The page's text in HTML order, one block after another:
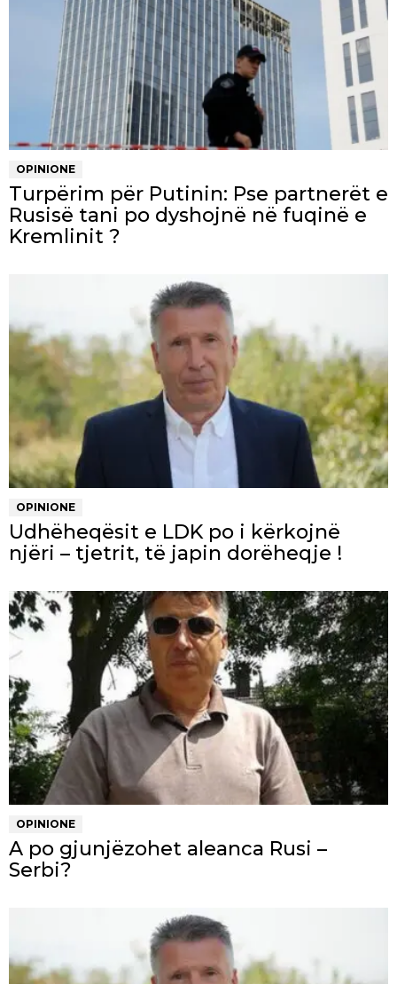
OPINIONE
Turpërim për Putinin: Pse partnerët e
Rusisë tani po dyshojnë në fuqinë e
Kremlinit ?
OPINIONE
Udhëheqësit e LDK po i kërkojnë
njëri – tjetrit, të japin dorëheqje !
OPINIONE
A po gjunjëzohet aleanca Rusi –
Serbi?